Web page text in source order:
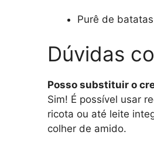
Purê de
Dúvidas
Posso substituir o
Sim! É possível usar
ricota ou até leite
colher de amido.